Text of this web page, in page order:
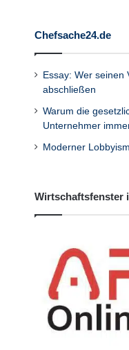
Chefsache24.de
Essay: Wer seinen
abschließen
Warum die
Unternehmer
Moderner
Wirtschaftsfenster